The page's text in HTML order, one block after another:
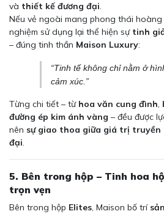
và thiết kế đương đại.
Nếu vẻ ngoài mang phong thái
nghiệm sử dụng lại thể hiện sự tinh
– đúng tinh thần Maison Luxury:
“Tinh tế không chỉ nằm ở
cảm xúc.”
Từng chi tiết – từ hoa văn cung đình,
đường ép kim ánh vàng – đều được
nên sự giao thoa giữa giá trị truyền
đại.
5. Bên trong hộp – Tinh hoa
trọn vẹn
Bên trong hộp Elites, Maison bố trí